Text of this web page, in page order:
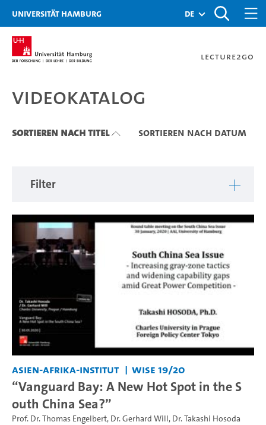
Zu den Filtern
Zur Metanavigation
Zur Hauptnavigation
Zur Suche
Zum Inhalt
Zum Seitenfuss
Universität Hamburg de
Lecture2Go
Videokatalog
Videokatalog
Sortieren nach Titel Sortieren nach Datum
Filter
Asien-Afrika-Institut WiSe 19/20
“Vanguard Bay: A New Hot Spot in the S
outh China Sea?”
Prof. Dr. Thomas Engelbert, Dr. Gerhard Will, Dr. Takashi Hosoda